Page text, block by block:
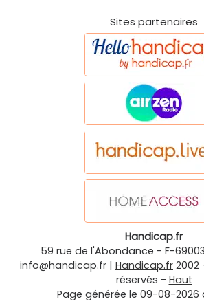
Sites partenaires
Handicap.fr
59 rue de l'Abondance - F-69003
info@handicap.fr | Handicap.fr 2002
réservés - Haut
Page générée le 09-08-2026